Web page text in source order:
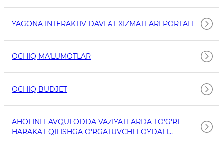
YAGONA INTERAKTIV DAVLAT XIZMATLARI PORTALI
OCHIQ MAʼLUMOTLAR
OCHIQ BUDJET
AHOLINI FAVQULODDA VAZIYATLARDA TO'G'RI
HARAKAT QILISHGA O'RGATUVCHI FOYDALI